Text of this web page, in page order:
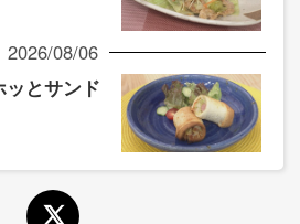
2026/08/06
とサンド